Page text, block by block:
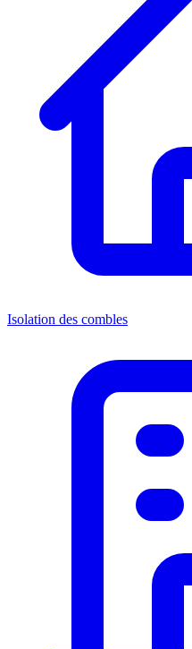
Isolation des combles